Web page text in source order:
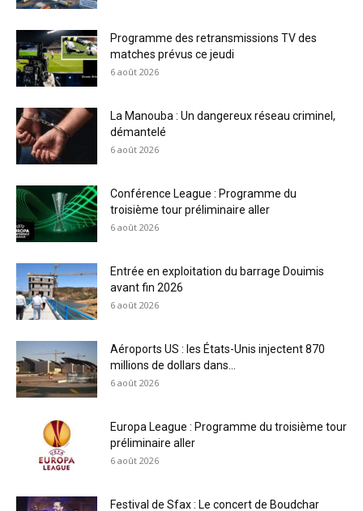
Programme des retransmissions TV des
matches prévus ce jeudi
6 août 2026
La Manouba : Un dangereux réseau criminel,
démantelé
6 août 2026
Conférence League : Programme du
troisième tour préliminaire aller
6 août 2026
Entrée en exploitation du barrage Douimis
avant fin 2026
6 août 2026
Aéroports US : les États-Unis injectent 870
millions de dollars dans...
6 août 2026
Europa League : Programme du troisième tour
préliminaire aller
6 août 2026
Festival de Sfax : Le concert de Boudchar